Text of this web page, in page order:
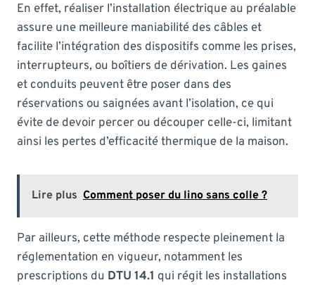
En effet, réaliser l’installation électrique au préalable
assure une meilleure maniabilité des câbles et
facilite l’intégration des dispositifs comme les prises,
interrupteurs, ou boîtiers de dérivation. Les gaines
et conduits peuvent être poser dans des
réservations ou saignées avant l’isolation, ce qui
évite de devoir percer ou découper celle-ci, limitant
ainsi les pertes d’efficacité thermique de la maison.
Lire plus Comment poser du lino sans colle ?
Par ailleurs, cette méthode respecte pleinement la
réglementation en vigueur, notamment les
prescriptions du DTU 14.1 qui régit les installations